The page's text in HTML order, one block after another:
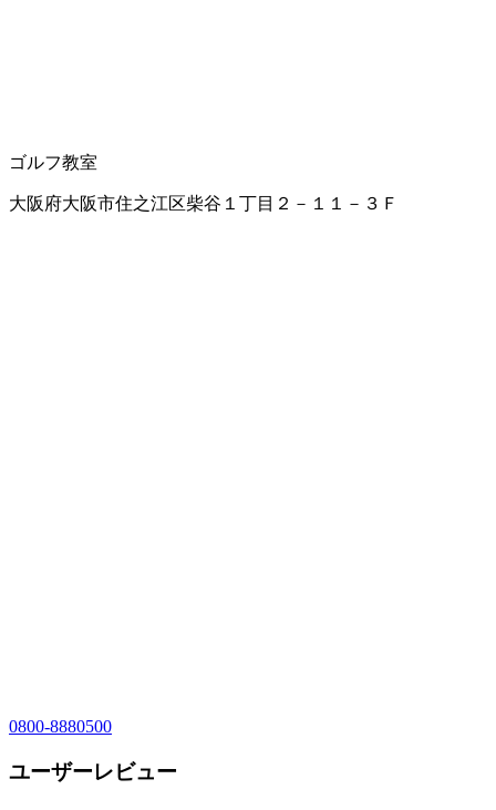
ゴルフ教室
大阪府大阪市住之江区柴谷１丁目２－１１－３Ｆ
0800-8880500
ユーザーレビュー